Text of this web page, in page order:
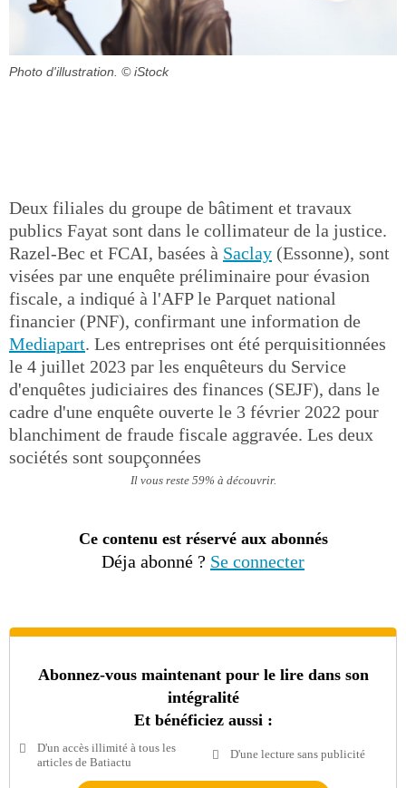
Photo d'illustration. © iStock
Deux filiales du groupe de bâtiment et travaux
publics Fayat sont dans le collimateur de la justice.
Razel-Bec et FCAI, basées à Saclay (Essonne), sont
visées par une enquête préliminaire pour évasion
fiscale, a indiqué à l'AFP le Parquet national
financier (PNF), confirmant une information de
Mediapart. Les entreprises ont été perquisitionnées
le 4 juillet 2023 par les enquêteurs du Service
d'enquêtes judiciaires des finances (SEJF), dans le
cadre d'une enquête ouverte le 3 février 2022 pour
blanchiment de fraude fiscale aggravée. Les deux
sociétés sont soupçonnées
Il vous reste 59% à découvrir.
Ce contenu est réservé aux abonnés
Déja abonné ? Se connecter
Abonnez-vous maintenant pour le lire dans son
intégralité
Et bénéficiez aussi :
D'un accès illimité à tous les
articles de Batiactu
D'une lecture sans publicité